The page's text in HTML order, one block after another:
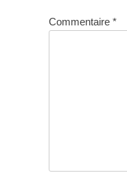
Commentaire *